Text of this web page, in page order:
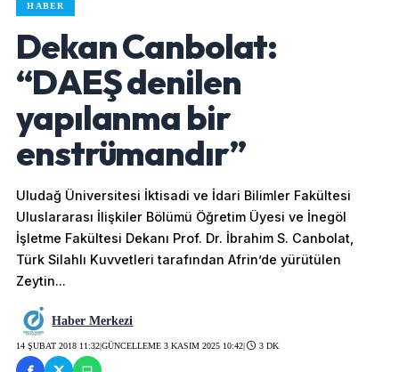
HABER
Dekan Canbolat:
“DAEŞ denilen
yapılanma bir
enstrümandır”
Uludağ Üniversitesi İktisadi ve İdari Bilimler Fakültesi
Uluslararası İlişkiler Bölümü Öğretim Üyesi ve İnegöl
İşletme Fakültesi Dekanı Prof. Dr. İbrahim S. Canbolat,
Türk Silahlı Kuvvetleri tarafından Afrin’de yürütülen
Zeytin...
Haber Merkezi
14 ŞUBAT 2018 11:32|GÜNCELLEME 3 KASIM 2025 10:42| 3 DK